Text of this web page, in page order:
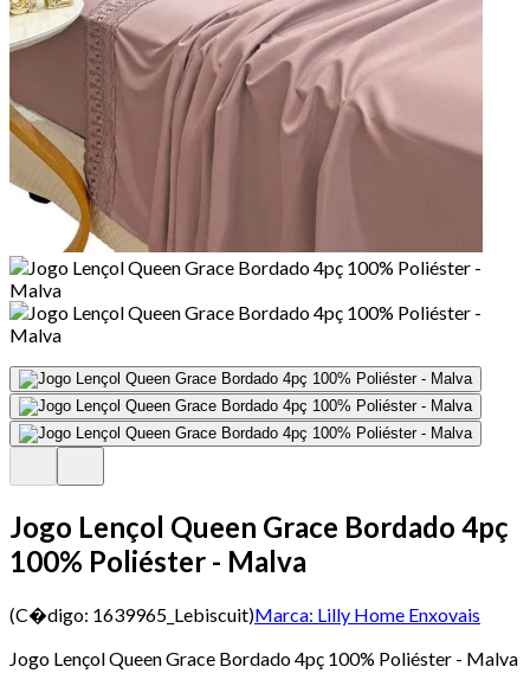
Jogo Lençol Queen Grace Bordado 4pç
100% Poliéster - Malva
(C�digo: 1639965_Lebiscuit)Marca: Lilly Home Enxovais
Jogo Lençol Queen Grace Bordado 4pç 100% Poliéster - Malva